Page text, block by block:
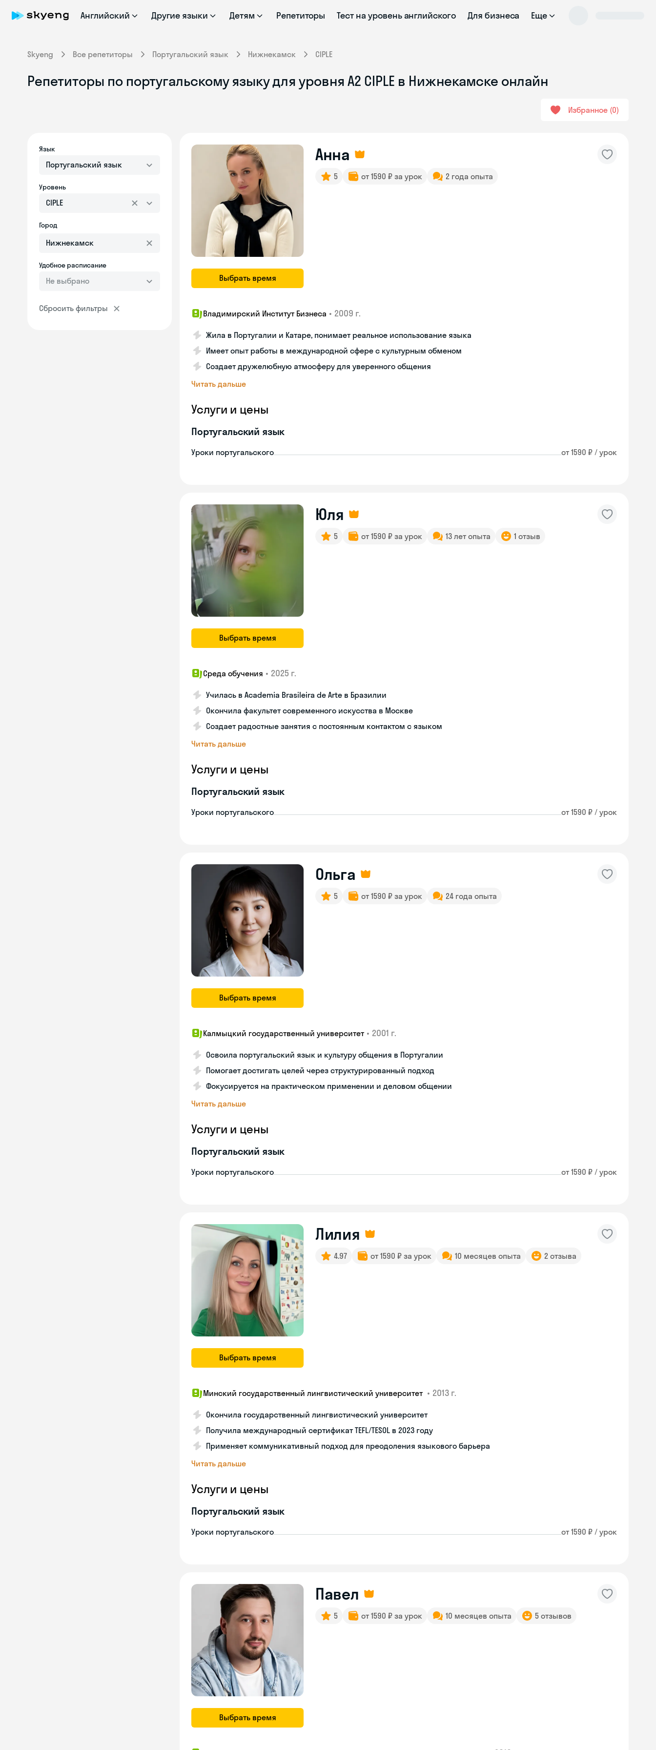
Английский Другие языки Детям Репетиторы Тест на уровень английского Для бизнеса Еще
Skyeng Все репетиторы Португальский язык Нижнекамск CIPLE
Репетиторы по португальскому языку для уровня A2 CIPLE в Нижнекамске онлайн
Избранное 0
Язык
Португальский язык
Уровень
CIPLE
Город
Удобное расписание
Не выбрано
Сбросить фильтры
Выбрать время
Анна
5 от 1590 ₽ за урок 2 года опыта
Владимирский Институт Бизнеса • 2009 г.
Жила в Португалии и Катаре, понимает реальное использование языка
Имеет опыт работы в международной сфере с культурным обменом
Создает дружелюбную атмосферу для уверенного общения
Читать дальше
Услуги и цены
Португальский язык
Уроки португальского от 1590 ₽ / урок
Выбрать время
Юля
5 от 1590 ₽ за урок 13 лет опыта 1 отзыв
Среда обучения • 2025 г.
Училась в Academia Brasileira de Arte в Бразилии
Окончила факультет современного искусства в Москве
Создает радостные занятия с постоянным контактом с языком
Читать дальше
Услуги и цены
Португальский язык
Уроки португальского от 1590 ₽ / урок
Выбрать время
Ольга
5 от 1590 ₽ за урок 24 года опыта
Калмыцкий государственный университет • 2001 г.
Освоила португальский язык и культуру общения в Португалии
Помогает достигать целей через структурированный подход
Фокусируется на практическом применении и деловом общении
Читать дальше
Услуги и цены
Португальский язык
Уроки португальского от 1590 ₽ / урок
Выбрать время
Лилия
4.97 от 1590 ₽ за урок 10 месяцев опыта 2 отзыва
Минский государственный лингвистический университет • 2013 г.
Окончила государственный лингвистический университет
Получила международный сертификат TEFL/TESOL в 2023 году
Применяет коммуникативный подход для преодоления языкового барьера
Читать дальше
Услуги и цены
Португальский язык
Уроки португальского от 1590 ₽ / урок
Выбрать время
Павел
5 от 1590 ₽ за урок 10 месяцев опыта 5 отзывов